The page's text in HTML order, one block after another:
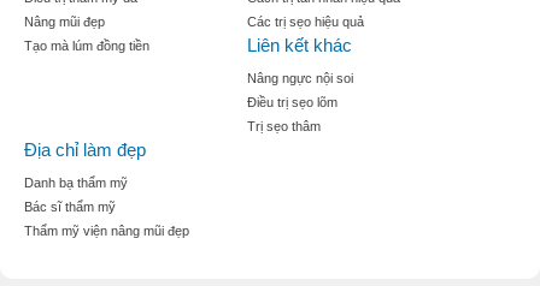
Nâng mũi đẹp
Tạo mà lúm đồng tiền
Các trị sẹo hiệu quả
Liên kết khác
Nâng ngực nội soi
Điều trị sẹo lõm
Trị sẹo thâm
Địa chỉ làm đẹp
Danh bạ thẩm mỹ
Bác sĩ thẩm mỹ
Thẩm mỹ viện nâng mũi đẹp